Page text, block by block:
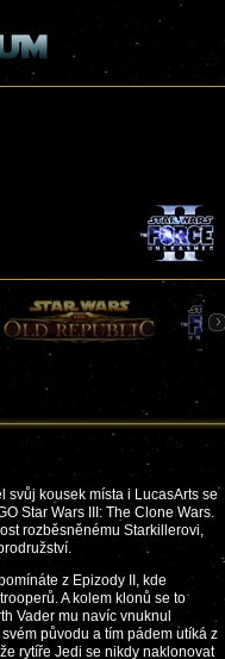
svůj kousek místa i LucasArts se
Star Wars III: The Clone Wars.
rozběsněnému Starkillerovi,
z Epizody II, kde
A kolem klonů se to
Vader mu navíc vnuknul
původu a tím pádem utíká z
rytíře Jedi se nikdy naklonovat